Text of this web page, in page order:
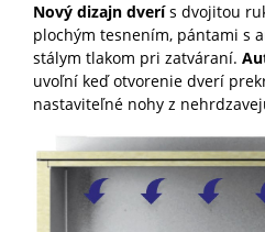
Nový dizajn dverís dvojitou
plochým tesnením, pántami s
stálym tlakom pri zatváraní.
uvoľní keď otvorenie dverí
nastaviteľné nohy z